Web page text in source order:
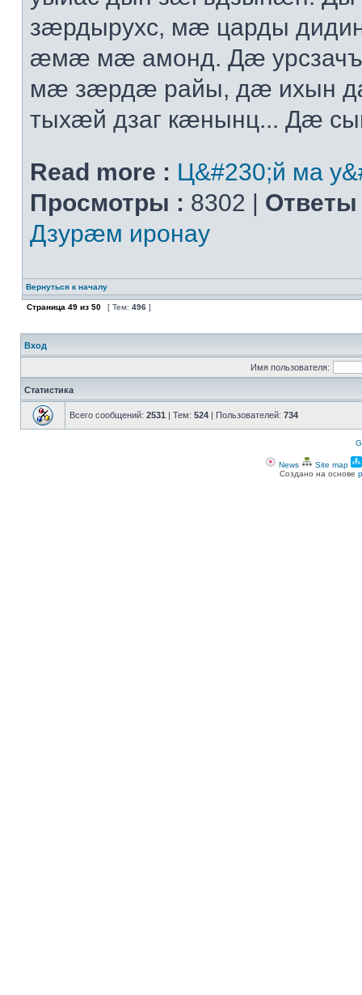
зæрдырухс, мæ царды
æмæ мæ амонд. Дæ
мæ зæрдæ райы, дæ ихын
тыхæй дзаг кæнынц... Дæ
Read more : Ц&#230;й ма
Просмотры : 8302 | Ответы
Дзурæм иронау
Вернуться к началу
Страница 49 из 50 [ Тем: 496 ]
Вход
Имя пользователя:
Статистика
Всего сообщений: 2531 | Тем: 524 | Пользователей: 734
News Site map
Создано на основе